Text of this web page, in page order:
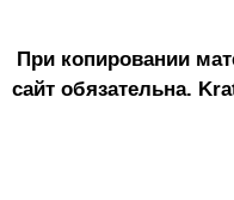
При копировании
сайт обязательна.